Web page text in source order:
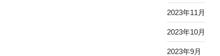
2023年11月
2023年10月
2023年9月